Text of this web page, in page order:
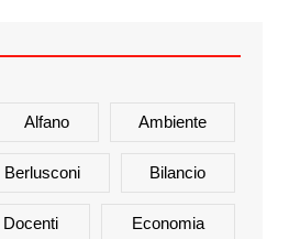
Alfano Ambiente
Berlusconi Bilancio
Docenti Economia